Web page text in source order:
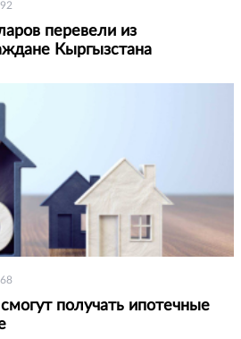
перевели из
Кыргызстана
получать ипотечные